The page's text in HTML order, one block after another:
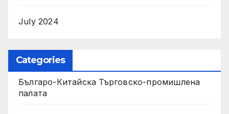
July 2024
Categories
Българо-Китайска Търговско-промишлена
палaта